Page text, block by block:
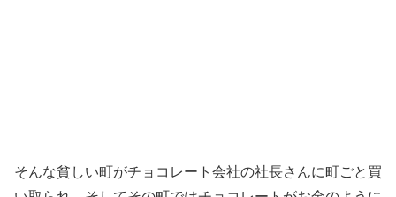
そんな貧しい町がチョコレート会社の社長さんに町ごと買